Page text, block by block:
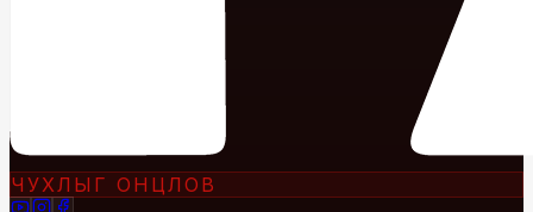
ЧУХЛЫГ ОНЦЛОВ